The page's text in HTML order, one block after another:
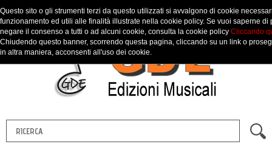
/www/wwwroot/edizionigde.it/vqmod/vqcache/vq2-
catalog_model_catalog_product.phpon line744
Questo sito o gli strumenti terzi da questo utilizzati si avvalgono di cookie
funzionamento ed utili alle finalità illustrate nella cookie policy. Se vuoi saperne di
negare il consenso a tutti o ad alcuni cookie, consulta la cookie policy Cliccando
Chiudendo questo banner, scorrendo questa pagina, cliccando su un link o
in altra maniera, acconsenti all'uso dei cookie.